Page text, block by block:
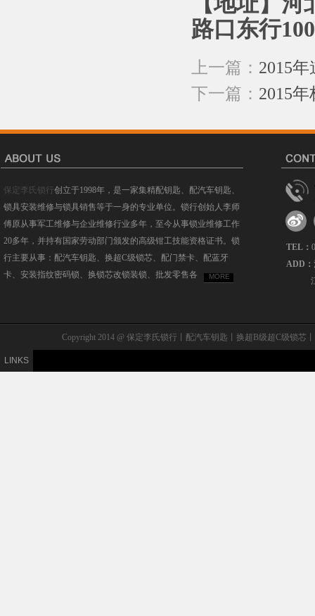
路口东行
上一篇： 2015
下一篇： 2015
保定李氏锁行创立于1998年，是一家集精配钥匙、配汽车钥匙、
锁具安装维修与锁具销售等于一身的专业单位。锁行创始人李师
傅原从事军工维修与企业维修行业多年，至今从事锁业维修工作
20多年，并持有国家劳动部门颁发的高级钳工技能资格证书。锁
行主要从事：配汽车钥匙、换超C级锁芯、配门禁卡、配蓝牙
卡、安装指纹密码锁、换锁芯改锁装锁、批发零售各
MORE
TEL：
ADD：
Copyright 2014 @ 保定李氏锁行丨配汽车钥匙丨换超B级超C级锁
LINKS